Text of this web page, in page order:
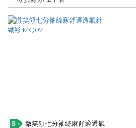
B
微笑領七分袖絲麻舒適透氣